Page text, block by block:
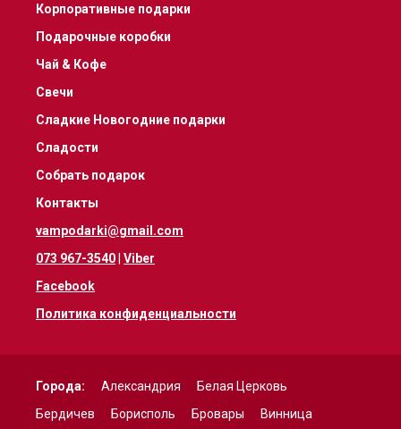
Корпоративные подарки
Подарочные коробки
Чай & Кофе
Свечи
Сладкие Новогодние подарки
Сладости
Собрать подарок
Контакты
vampodarki@gmail.com
073 967-3540 Viber
Facebook
Политика конфиденциальности
Города: Александрия
Белая Церковь
Бердичев
Борисполь Бровары Винница